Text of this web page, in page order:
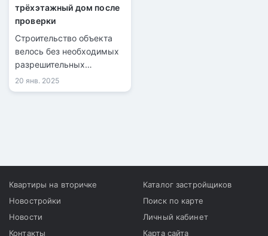
трёхэтажный дом после
проверки
Строительство объекта
велось без необходимых
разрешительных
документов.
20 янв. 2025
Квартиры на вторичке
Новостройки
Новости
Контакты
Каталог застройщиков
Поиск по карте
Личный кабинет
Карта сайта